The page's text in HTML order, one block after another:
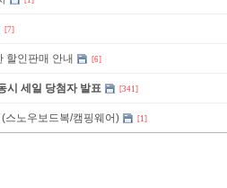
[7]
할인판매 안내 [6]
시 세일 당첨자 발표 [341]
스노우보드복/캠핑웨어) [1]